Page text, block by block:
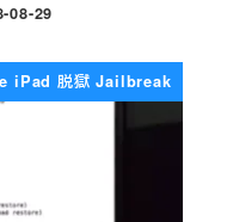
08-29
iPad 脱獄 Jailbreak